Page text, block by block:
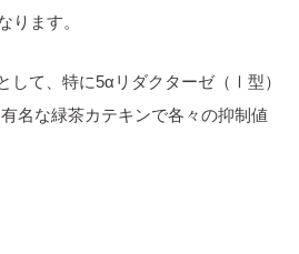
ります。
して、特に5αリダクターゼ（Ⅰ型）
名な緑茶カテキンで各々の抑制値